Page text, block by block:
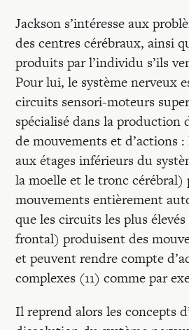
Jackson s’intéresse aux
des centres cérébraux, ainsi
produits par l’individu s’ils
Pour lui, le système nerveux
circuits sensori-moteurs
spécialisé dans la production
de mouvements et d’actions
aux étages inférieurs du
la moelle et le tronc cérébral)
mouvements entièrement
que les circuits les plus
frontal) produisent des
et peuvent rendre compte
complexes (11) comme par
Il reprend alors les concepts